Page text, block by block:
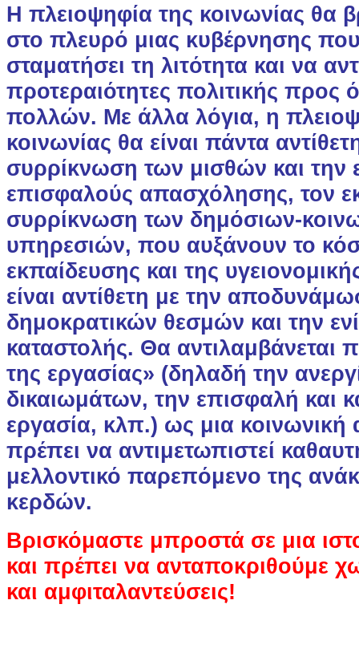
Η πλειοψηφία της κοινωνίας θα
στο πλευρό μιας κυβέρνησης
σταματήσει τη λιτότητα και να
προτεραιότητες πολιτικής προς
πολλών. Με άλλα λόγια, η
κοινωνίας θα είναι πάντα
συρρίκνωση των μισθών και την
επισφαλούς απασχόλησης, τον
συρρίκνωση των δημόσιων-
υπηρεσιών, που αυξάνουν το
εκπαίδευσης και της
είναι αντίθετη με την
δημοκρατικών θεσμών και την
καταστολής. Θα αντιλαμβάνεται
της εργασίας» (δηλαδή την
δικαιωμάτων, την επισφαλή και
εργασία, κλπ.) ως μια κοινωνική
πρέπει να αντιμετωπιστεί
μελλοντικό παρεπόμενο της
κερδών.
Βρισκόμαστε μπροστά σε μια
και πρέπει να ανταποκριθούμε
και αμφιταλαντεύσεις!